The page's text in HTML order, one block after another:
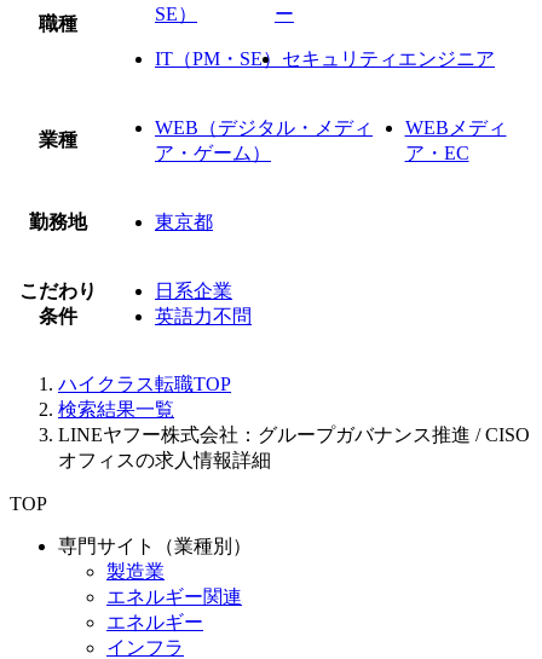
職種
SE）
ー
IT（PM・SE） セキュリティエンジニア
業種
WEB（デジタル・メディ
ア・ゲーム）
WEBメディ
ア・EC
勤務地 東京都
こだわり
条件
日系企業
英語力不問
ハイクラス転職TOP
検索結果一覧
LINEヤフー株式会社：グループガバナンス推進 / CISO
オフィスの求人情報詳細
TOP
専門サイト（業種別）
製造業
エネルギー関連
エネルギー
インフラ